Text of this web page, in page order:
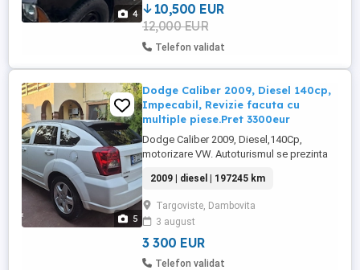
4
Package Cutie automată, RWD ...
10,500 EUR
12,000 EUR
Telefon validat
5
Dodge Caliber 2009, Diesel 140cp,
Impecabil, Revizie facuta cu
multiple piese.Pret 3300eur
Dodge Caliber 2009, Diesel,140Cp,
motorizare VW. Autoturismul se prezinta
urmatoarele: Turbo la ADB Motors
28milioane, Caseta Directie cu inlocuit
Lichid, Anvelope Michelin, Discuri si
Placuțe noi, Praguri schimate 6000ron,
Toate amortizoarele noi tot cu arcuri ...
2009 | diesel | 197245 km
Targoviste, Dambovita
3 august
3 300 EUR
Telefon validat